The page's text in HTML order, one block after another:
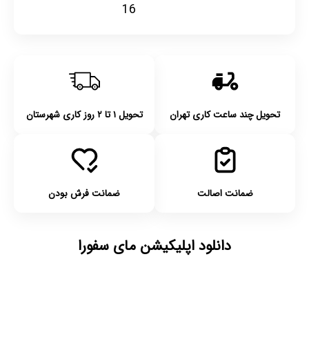
16
تحویل چند ساعت کاری تهران تحویل ۱ تا ۲ روز کاری شهرستان
ضمانت اصالت ضمانت فرش بودن
دانلود اپلیکیشن مای سفورا